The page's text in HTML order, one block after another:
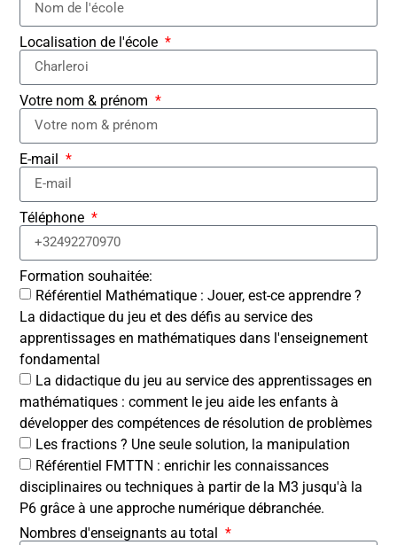
Localisation de l'école
Votre nom & prénom
E-mail
Téléphone
Formation souhaitée:
Référentiel Mathématique : Jouer, est-ce apprendre ?
La didactique du jeu et des défis au service des
apprentissages en mathématiques dans l'enseignement
fondamental
La didactique du jeu au service des apprentissages en
mathématiques : comment le jeu aide les enfants à
développer des compétences de résolution de problèmes
Les fractions ? Une seule solution, la manipulation
Référentiel FMTTN : enrichir les connaissances
disciplinaires ou techniques à partir de la M3 jusqu'à la
P6 grâce à une approche numérique débranchée.
Nombres d'enseignants au total